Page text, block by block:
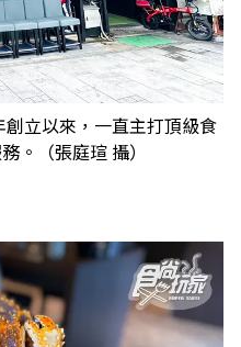
立以來，一直主打頂級食
。（張庭瑄 攝）